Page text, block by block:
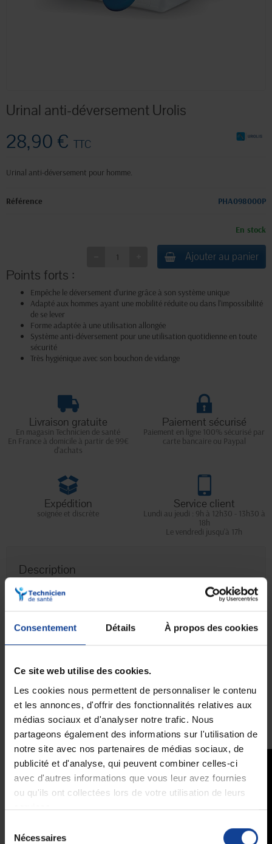
Consentement Détails À propos des cookies
Ce site web utilise des cookies.
Les cookies nous permettent de personnaliser le contenu
et les annonces, d'offrir des fonctionnalités relatives aux
médias sociaux et d'analyser notre trafic. Nous
partageons également des informations sur l'utilisation de
notre site avec nos partenaires de médias sociaux, de
publicité et d'analyse, qui peuvent combiner celles-ci
avec d'autres informations que vous leur avez fournies
ou qu'ils ont collectées lors de votre utilisation de leurs
services.
Nécessaires
Urinal anti-déversement Urolis
28,90 € TTC
Urinal anti-déversement pour homme.
Référence PHA098000P
En stock
Ajouter au panier
Points forts :
Empêche le déversement d'urine grâce à son système unique
Adapté aux hommes ayant une mobilité réduite ou dans l'impossibilité
de se lever
Forme adaptée à une utilisation allongée
Système anti-déversement pour une utilisation quotidienne en toute
sécurité
Très hygiénique avec son bouchon de vidange
Livraison gratuite
En magasin Technicien de santé
En France à domicile à partir de 99€
d'achats
Paiement sécurisé
Paiement en ligne 100% sécurisé par
carte bancaire ou Paypal
Expédition
soignée et discrète
Service client
Lundi au jeudi : 9h à 12h30 - 13h30 à
18h
Le vendredi jusqu'à 17h
Description
Urinal pour homme anti-reflux
systène uniqueempêchant le déversement.
L'urinal Urolispeut contenir jusqu'à 1,5 litres d'urine. Il est donc
l'impossibilité temporaire de se lever.
Sa forme est totalement adaptée à une utilisation allongée, et son
système anti-déversement le rend très sûr pour une utilisation
quotidienne. Très hygiénique, l'urinal dispose d'un bouchon pour le
vider.